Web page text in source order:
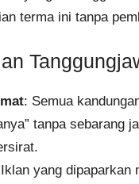
terma ini tanpa
: Semua
tanpa sebarang
yang dipaparkan